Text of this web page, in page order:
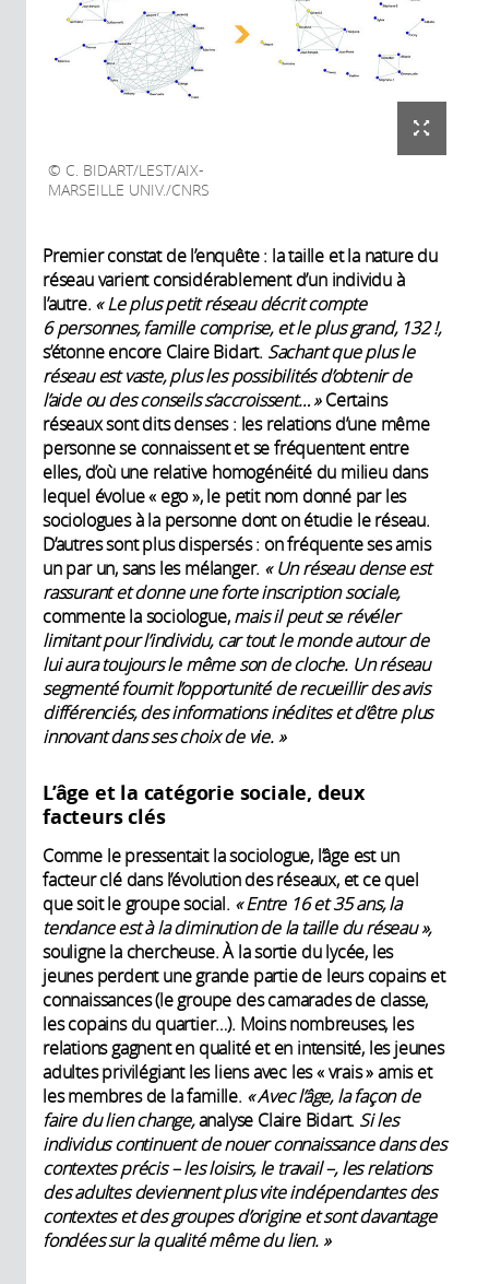
C. BIDART/LEST/AIX-
MARSEILLE UNIV./CNRS
Premier constat de l’enquête : la taille et la nature du
réseau varient considérablement d’un individu à
l’autre. « Le plus petit réseau décrit compte
6 personnes, famille comprise, et le plus grand, 132 !,
s’étonne encore Claire Bidart. Sachant que plus le
réseau est vaste, plus les possibilités d’obtenir de
l’aide ou des conseils s’accroissent… »Certains
réseaux sont dits denses : les relations d’une même
personne se connaissent et se fréquentent entre
elles, d’où une relative homogénéité du milieu dans
lequel évolue « ego », le petit nom donné par les
sociologues à la personne dont on étudie le réseau.
D’autres sont plus dispersés : on fréquente ses amis
un par un, sans les mélanger. « Un réseau dense est
rassurant et donne une forte inscription sociale,
commente la sociologue,mais il peut se révéler
limitant pour l’individu, car tout le monde autour de
lui aura toujours le même son de cloche. Un réseau
segmenté fournit l’opportunité de recueillir des avis
différenciés, des informations inédites et d’être plus
innovant dans ses choix de vie. »
L’âge et la catégorie sociale, deux
facteurs clés
Comme le pressentait la sociologue, l’âge est un
facteur clé dans l’évolution des réseaux, et ce quel
que soit le groupe social. « Entre 16 et 35 ans, la
tendance est à la diminution de la taille du réseau »,
souligne la chercheuse. À la sortie du lycée, les
jeunes perdent une grande partie de leurs copains et
connaissances (le groupe des camarades de classe,
les copains du quartier…). Moins nombreuses, les
relations gagnent en qualité et en intensité, les jeunes
adultes privilégiant les liens avec les « vrais » amis et
les membres de la famille. « Avec l’âge, la façon de
faire du lien change,analyse Claire Bidart. Si les
individus continuent de nouer connaissance dans des
contextes précis – les loisirs, le travail –, les relations
des adultes deviennent plus vite indépendantes des
contextes et des groupes d’origine et sont davantage
fondées sur la qualité même du lien. »